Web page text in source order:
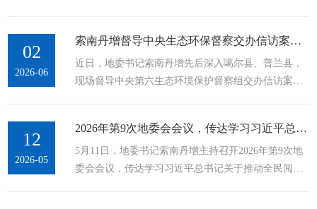
动物藏狐、...
检查组在西藏开展青藏高原生态保护法实施情况执法
检查，自治区党委书记王君正在拉萨与洛桑江村一行
座谈。记者 李洲 摄洛桑江村充分肯定了西藏经济社会
的治藏方略，...
02
2026-06
索南丹增督导中央生态环保督察交办信访案件整改工作
近日，地委书记索南丹增先后深入噶尔县、普兰县，
现场督导中央第六生态环境保护督察组交办信访案件
态度、最严格的标准、最有力的举措，抓细抓实问题
整改，用实实在在的工作成效回应群众关切。在噶尔
县医疗废物集中处置中心，索南丹增详细了解医疗废
12
2026-05
2026年第9次地委会会议，传达学习习近平总书记关于推动全民阅读、建设书香社会的重要论述精神，传达学习中央第六生态环境保护督察组督察西藏自治区动员会精神
5月11日，地委书记索南丹增主持召开2026年第9次地
委会会议，传达学习习近平总书记关于推动全民阅